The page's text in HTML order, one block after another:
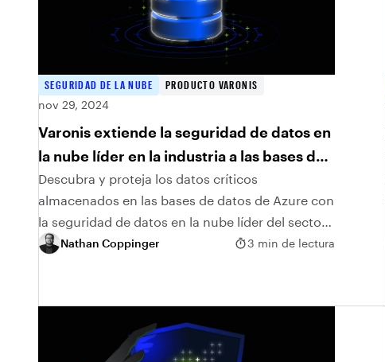
SEGURIDAD DE LA NUBE
PRODUCTO VARONIS
nov 29, 2024
Varonis extiende la seguridad de datos en
la nube líder en la industria a las bases de
datos de Azure
Descubra y proteja los datos críticos
almacenados en las bases de datos de Azure con
la seguridad de datos en la nube líder del sector
de Varonis.
Nathan Coppinger 3 min de lectura